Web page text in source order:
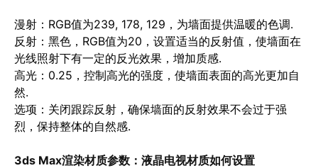
漫射 ：RGB值为239, 178, 129，为墙面提供温暖的色调.
反射 ：黑色，RGB值为20，设置适当的反射值，使墙面在
光线照射下有一定的反光效果，增加质感.
高光 ：0.25，控制高光的强度，使墙面表面的高光更加自
然.
选项 ：关闭跟踪反射，确保墙面的反射效果不会过于强
烈，保持整体的自然感.
3ds Max渲染材质参数： 液晶电视材质如何设置